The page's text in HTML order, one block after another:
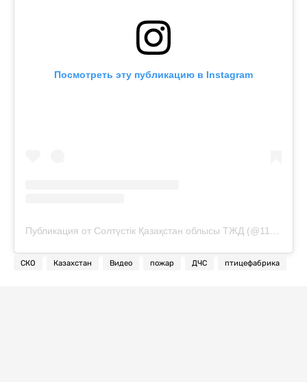
Посмотреть эту публикацию в Instagram
СКО Казахстан Видео пожар ДЧС птицефабрика